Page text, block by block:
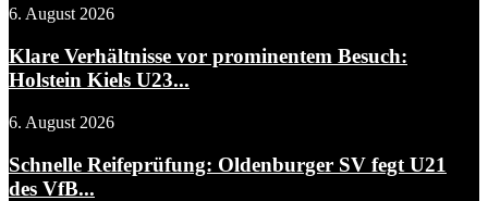
6. August 2026
Klare Verhältnisse vor prominentem Besuch:
Holstein Kiels U23...
6. August 2026
Schnelle Reifeprüfung: Oldenburger SV fegt U21
des VfB...